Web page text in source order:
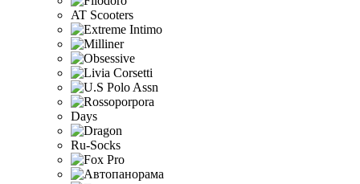
AT Scooters
Days
Ru-Socks